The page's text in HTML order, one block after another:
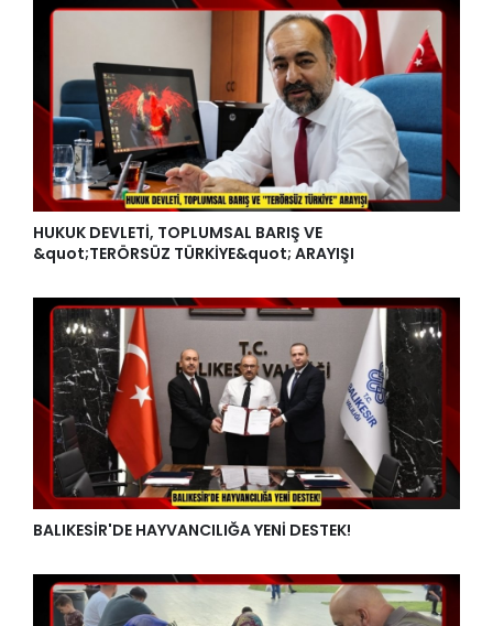
HUKUK DEVLETİ, TOPLUMSAL BARIŞ VE
&quot;TERÖRSÜZ TÜRKİYE&quot; ARAYIŞI
BALIKESİR'DE HAYVANCILIĞA YENİ DESTEK!